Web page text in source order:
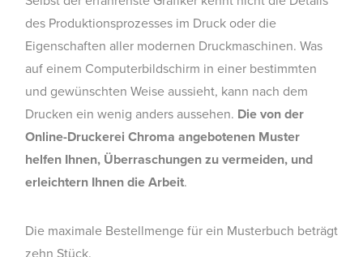
des Produktionsprozesses im Druck oder die
Eigenschaften aller modernen Druckmaschinen. Was
auf einem Computerbildschirm in einer bestimmten
und gewünschten Weise aussieht, kann nach dem
Drucken ein wenig anders aussehen. Die von der
Online-Druckerei Chroma angebotenen Muster
helfen Ihnen, Überraschungen zu vermeiden, und
erleichtern Ihnen die Arbeit.
Die maximale Bestellmenge für ein Musterbuch beträgt
zehn Stück.